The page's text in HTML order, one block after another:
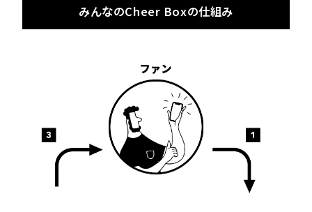
みんなのCheer Boxの仕組み